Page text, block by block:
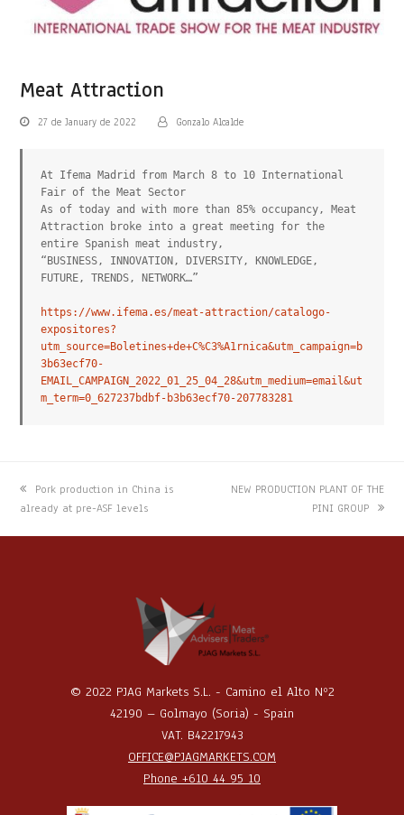
Meat Attraction
27 de January de 2022 Gonzalo Alcalde
At Ifema Madrid from March 8 to 10 International
Fair of the Meat Sector
As of today and with more than 85% occupancy, Meat
Attraction broke into a great meeting for the
entire Spanish meat industry,
“BUSINESS, INNOVATION, DIVERSITY, KNOWLEDGE,
FUTURE, TRENDS, NETWORK…”
https://www.ifema.es/meat-attraction/catalogo-
expositores?
utm_source=Boletines+de+C%C3%A1rnica&utm_campaign=b
3b63ecf70-
EMAIL_CAMPAIGN_2022_01_25_04_28&utm_medium=email&ut
m_term=0_627237bdbf-b3b63ecf70-207783281
previous
post:
Pork production in China is
already at pre-ASF levels
next
NEW PRODUCTION PLANT OF THE
PINI GROUP
© 2022 PJAG Markets S.L. - Camino el Alto Nº2
42190 – Golmayo (Soria) - Spain
VAT. B42217943
OFFICE@PJAGMARKETS.COM
Phone +610 44 95 10